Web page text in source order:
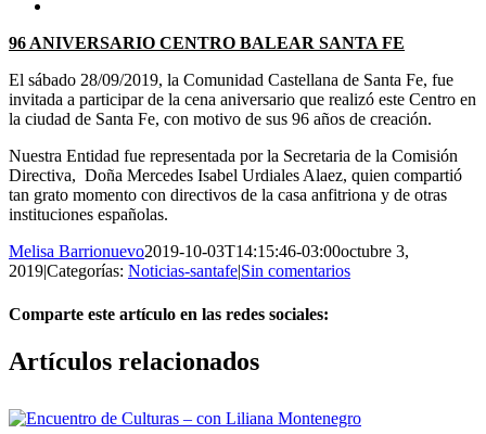
grande
96 ANIVERSARIO CENTRO BALEAR SANTA FE
El sábado 28/09/2019, la Comunidad Castellana de Santa Fe, fue
invitada a participar de la cena aniversario que realizó este Centro en
la ciudad de Santa Fe, con motivo de sus 96 años de creación.
Nuestra Entidad fue representada por la Secretaria de la Comisión
Directiva, Doña Mercedes Isabel Urdiales Alaez, quien compartió
tan grato momento con directivos de la casa anfitriona y de otras
instituciones españolas.
Melisa Barrionuevo2019-10-03T14:15:46-03:00octubre 3,
2019|Categorías: Noticias-santafe|Sin comentarios
Comparte este artículo en las redes sociales:
Facebook
X
Reddit
LinkedIn
Pinterest
Vk
Artículos relacionados